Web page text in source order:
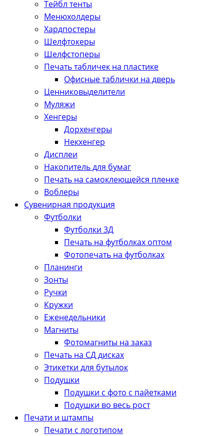
Тейбл тенты
Менюхолдеры
Хардпостеры
Шелфтокеры
Шелфстоперы
Печать табличек на пластике
Офисные таблички на дверь
Ценниковыделители
Муляжи
Хенгеры
Дорхенгеры
Некхенгер
Дисплеи
Накопитель для бумаг
Печать на самоклеющейся пленке
Воблеры
Сувенирная продукция
Футболки
Футболки 3Д
Печать на футболках оптом
Фотопечать на футболках
Планинги
Зонты
Ручки
Кружки
Еженедельники
Магниты
Фотомагниты на заказ
Печать на СД дисках
Этикетки для бутылок
Подушки
Подушки с фото с пайетками
Подушки во весь рост
Печати и штампы
Печати с логотипом